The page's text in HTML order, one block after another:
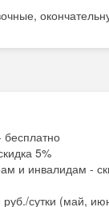
бесплатно
5%
и инвалидам -
сутки (май,